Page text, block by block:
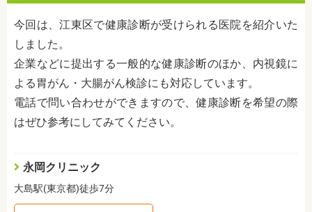
今回は、江東区で健康診断が受けられる医院を紹介いた
しました。
企業などに提出する一般的な健康診断のほか、内視鏡に
よる胃がん・大腸がん検診にも対応しています。
電話で問い合わせができますので、健康診断を希望の際
はぜひ参考にしてみてください。
永岡クリニック
大島駅(東京都)徒歩7分